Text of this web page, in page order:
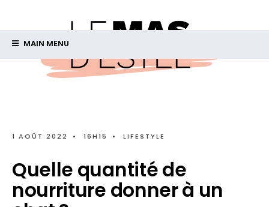
MAIN MENU
1 AOÛT 2022 • 16H15 • LIFESTYLE
Quelle quantité de
nourriture donner à un